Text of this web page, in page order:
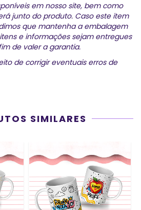
em nosso site, bem como
junto do produto. Caso este item
que mantenha a embalagem
e informações sejam entregues
de valer a garantia.
de corrigir eventuais erros de
SIMILARES